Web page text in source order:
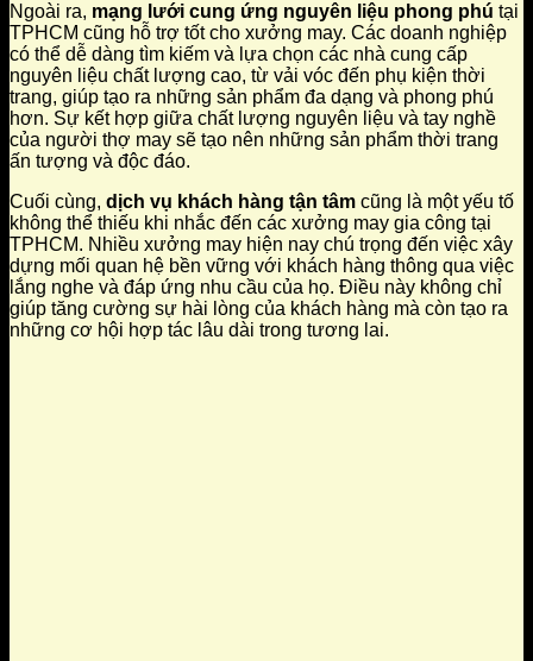
Ngoài ra, mạng lưới cung ứng nguyên liệu phong phú tại
TPHCM cũng hỗ trợ tốt cho xưởng may. Các doanh nghiệp
có thể dễ dàng tìm kiếm và lựa chọn các nhà cung cấp
nguyên liệu chất lượng cao, từ vải vóc đến phụ kiện thời
trang, giúp tạo ra những sản phẩm đa dạng và phong phú
hơn. Sự kết hợp giữa chất lượng nguyên liệu và tay nghề
của người thợ may sẽ tạo nên những sản phẩm thời trang
ấn tượng và độc đáo.
Cuối cùng, dịch vụ khách hàng tận tâm cũng là một yếu tố
không thể thiếu khi nhắc đến các xưởng may gia công tại
TPHCM. Nhiều xưởng may hiện nay chú trọng đến việc xây
dựng mối quan hệ bền vững với khách hàng thông qua việc
lắng nghe và đáp ứng nhu cầu của họ. Điều này không chỉ
giúp tăng cường sự hài lòng của khách hàng mà còn tạo ra
những cơ hội hợp tác lâu dài trong tương lai.